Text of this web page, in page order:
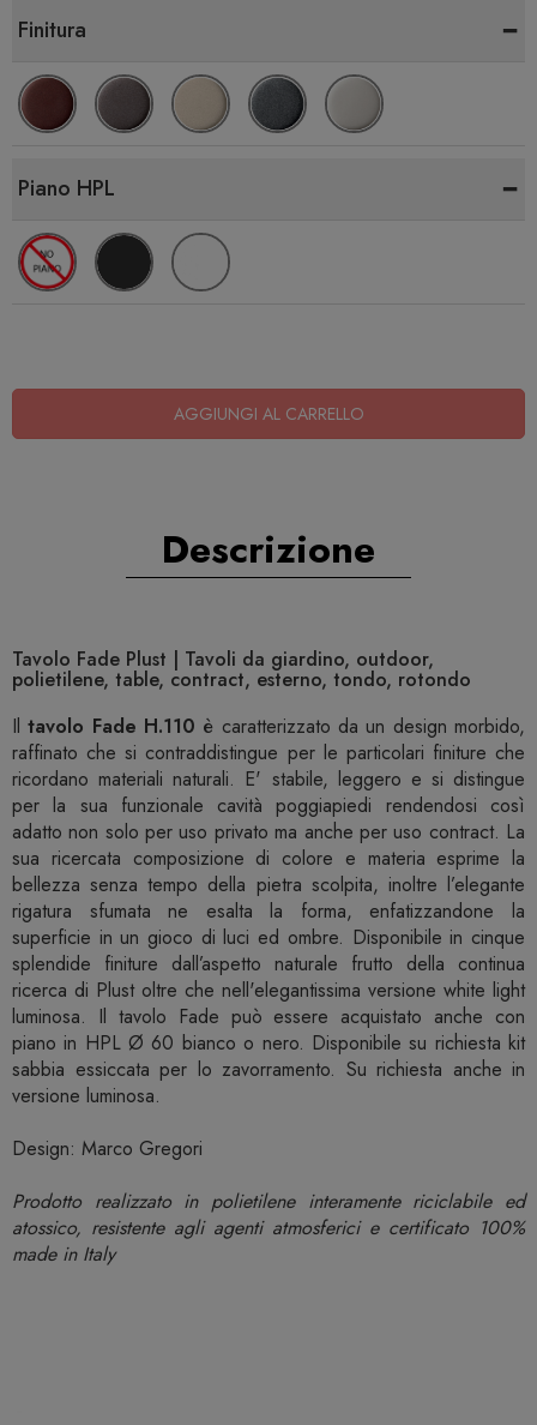
Finitura -
Piano HPL -
AGGIUNGI AL CARRELLO
Descrizione
Tavolo Fade Plust | Tavoli da giardino, outdoor,
polietilene, table, contract, esterno, tondo, rotondo
Iltavolo Fade H.110 è caratterizzato da un design morbido,
raffinato che si contraddistingue per le particolari finiture che
ricordano materiali naturali. E' stabile, leggero e si distingue
per la sua funzionale cavità poggiapiedi rendendosi così
adatto non solo per uso privato ma anche per uso contract. La
sua ricercata composizione di colore e materia esprime la
bellezza senza tempo della pietra scolpita, inoltre l’elegante
rigatura sfumata ne esalta la forma, enfatizzandone la
superficie in un gioco di luci ed ombre. Disponibile in cinque
splendide finiture dall’aspetto naturale frutto della continua
ricerca di Plust oltre che nell'elegantissima versione white light
luminosa. Il tavolo Fade può essere acquistato anche con
piano in HPL Ø 60 bianco o nero. Disponibile su richiesta kit
sabbia essiccata per lo zavorramento. Su richiesta anche in
versione luminosa.
Design: Marco Gregori
Prodotto realizzato in polietilene interamente riciclabile ed
atossico, resistente agli agenti atmosferici e certificato 100%
made in Italy